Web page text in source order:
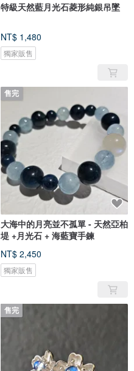
特級天然藍月光石菱形純銀吊墜
NT$ 1,480
獨家販售
售完
大海中的月亮並不孤單 - 天然亞柏
堤 +月光石 + 海藍寶手鍊
NT$ 2,450
獨家販售
售完